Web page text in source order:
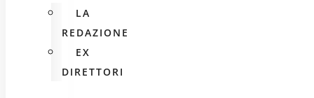
LA
REDAZIONE
EX
DIRETTORI